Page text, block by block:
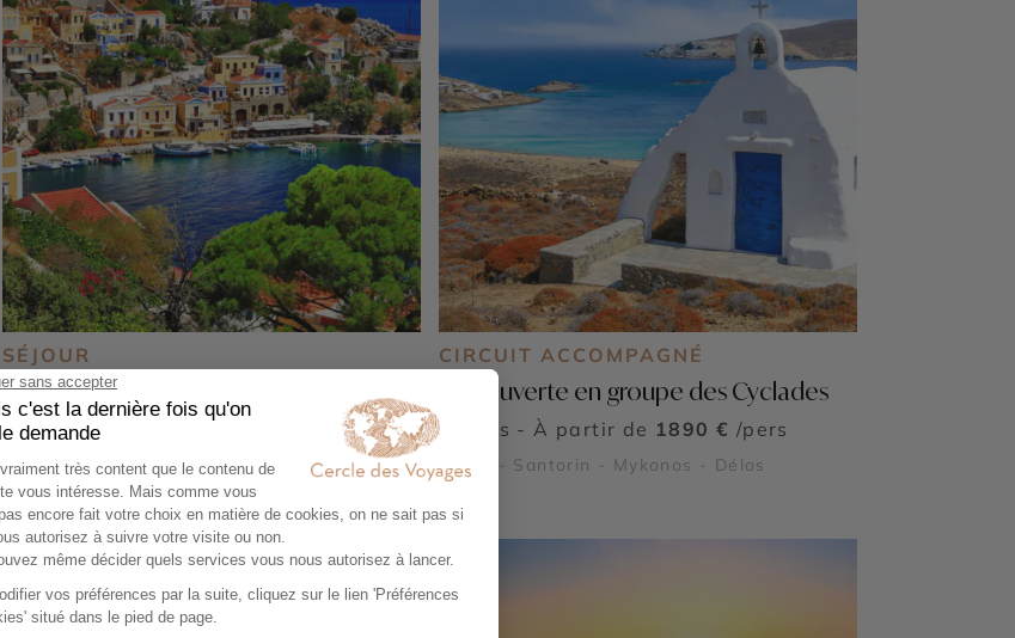
SÉJOUR
Dodécanèse, les incontournables
Rhodes, Symi et Kos
8 jours - À partir de 1850 € /pers
Rhodes
CIRCUIT ACCOMPAGNÉ
Découverte en groupe des Cyclades
8 jours - À partir de 1890 € /pers
Paros - Santorin - Mykonos - Délos